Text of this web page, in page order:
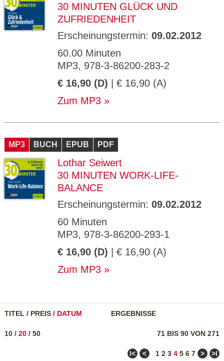
30 MINUTEN GLÜCK UND
ZUFRIEDENHEIT
Erscheinungstermin: 09.02.2012
60.00 Minuten
MP3, 978-3-86200-283-2
€ 16,90 (D) | € 16,90 (A)
Zum MP3
MP3 BUCH EPUB PDF
Lothar Seiwert
30 MINUTEN WORK-LIFE-
BALANCE
Erscheinungstermin: 09.02.2012
60 Minuten
MP3, 978-3-86200-293-1
€ 16,90 (D) | € 16,90 (A)
Zum MP3
TITEL / PREIS / DATUM ERGEBNISSE
71 BIS 90 VON 271
10 / 20 / 50
ǀ< < 1 2 3 4 5 6 7 > >ǀ